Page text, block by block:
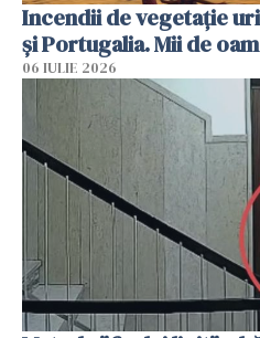
Incendii de vegetație
și Portugalia. Mii de
06 IULIE 2026